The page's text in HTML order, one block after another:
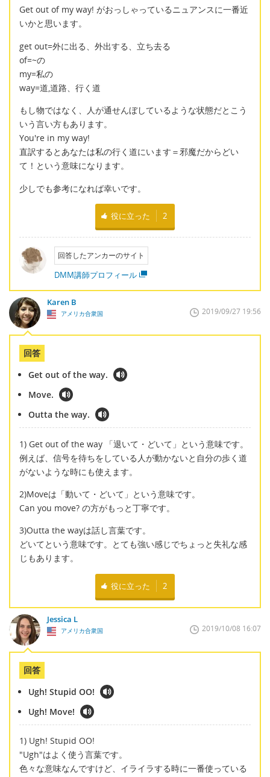
Get out of my way! がおっしゃっているニュアンスに一番近
いかと思います。
get out=外に出る、外出する、立ち去る
of=~の
my=私の
way=道,道路、行く道
もし物ではなく、人が通せんぼしているような状態だとこう
いう言い方もあります。
You're in my way!
直訳するとあなたは私の行く道にいます＝邪魔だからどい
て！という意味になります。
少しでも参考になれば幸いです。
役に立った 2
回答したアンカーのサイト
DMM講師プロフィール
Karen B
アメリカ合衆国 2019/09/27 19:56
回答
Get out of the way.
Move.
Outta the way.
1) Get out of the way 「退いて・どいて」という意味です。
例えば、信号を待ちをしている人が動かないと自分の歩く道
がないような時にも使えます。
2)Moveは「動いて・どいて」という意味です。
Can you move? の方がもっと丁寧です。
3)Outta the wayは話し言葉です。
どいてという意味です。とても強い感じでちょっと失礼な感
じもあります。
役に立った 2
Jessica L
アメリカ合衆国 2019/10/08 16:07
回答
Ugh! Stupid OO!
Ugh! Move!
1) Ugh! Stupid OO!
"Ugh"はよく使う言葉です。
色々な意味なんですけど、イライラする時に一番使っている